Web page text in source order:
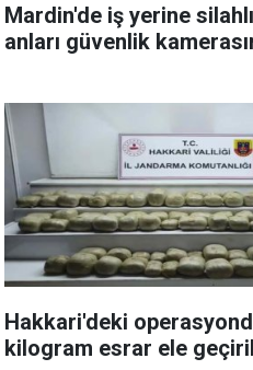
Mardin'de iş yerine
anları güvenlik
Hakkari'deki
kilogram esrar ele